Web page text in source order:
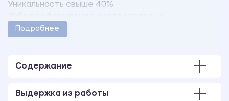
Уникальность свыше 40%.
методическими указаниями учебного заведения.
Подробнее
Содержание
Выдержка из работы